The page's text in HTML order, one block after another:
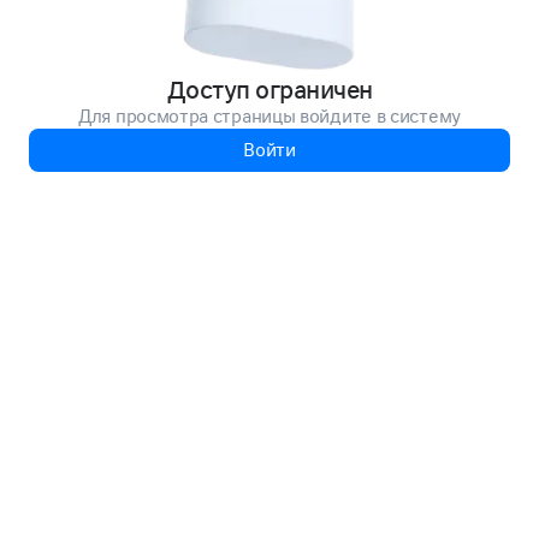
Доступ ограничен
Для просмотра страницы войдите в систему
Войти